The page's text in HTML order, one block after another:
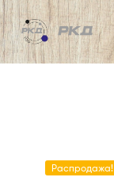
РКД
Распродажа!